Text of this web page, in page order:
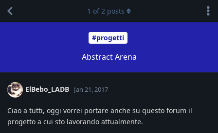
#progetti
Abstract Arena
1 of2 posts
ElBebo_LADB Jan 21, 2017
Ciao a tutti, oggi vorrei portare anche su questo forum il
progetto a cui sto lavorando attualmente.